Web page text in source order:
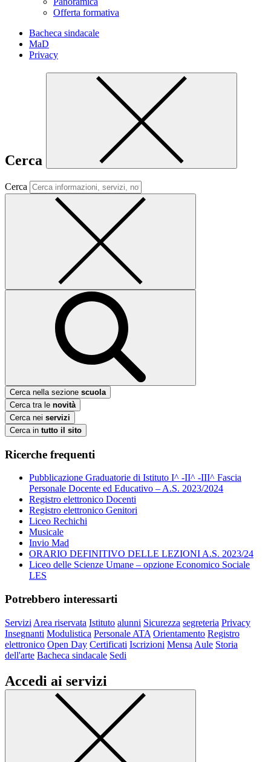
Offerta formativa
Bacheca sindacale
MaD
Privacy
Cerca
Cerca
Cerca nella sezione scuola
Cerca tra le novità
Cerca nei servizi
Cerca in tutto il sito
Ricerche frequenti
Pubblicazione Graduatorie di Istituto I^ -II^ -III^ Fascia
Personale Docente ed Educativo – A.S. 2023/2024
Registro elettronico Docenti
Registro elettronico Genitori
Liceo Rechichi
Musicale
Invio Mad
ORARIO DEFINITIVO DELLE LEZIONI A.S. 2023/24
Liceo delle Scienze Umane – opzione Economico Sociale
LES
Potrebbero interessarti
Servizi Area riservata Istituto alunni Sicurezza segreteria Privacy
Insegnanti Modulistica Personale ATA Orientamento Registro
elettronico Open Day Certificati Iscrizioni Mensa Aule Storia
dell'arte Bacheca sindacale Sedi
Accedi ai servizi